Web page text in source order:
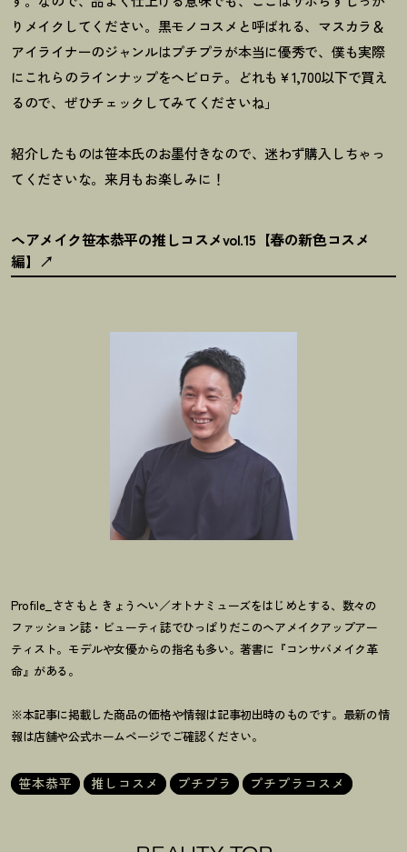
りメイクしてください。黒モノコスメと呼ばれる、マスカラ＆
アイライナーのジャンルはプチプラが本当に優秀で、僕も実際
にこれらのラインナップをヘビロテ。どれも￥1,700以下で買え
るので、ぜひチェックしてみてくださいね」
紹介したものは笹本氏のお墨付きなので、迷わず購入しちゃっ
てくださいな。来月もお楽しみに ！
ヘアメイク笹本恭平の推しコスメvol.15【春の新色コスメ
編】
Profile_ささもと きょうへい／オトナミューズをはじめとする、数々の
ファッション誌・ビューティ誌でひっぱりだこのヘアメイクアップアー
ティスト。モデルや女優からの指名も多い。著書に『コンサバメイク革
命』がある。
※本記事に掲載した商品の価格や情報は記事初出時のものです。最新の情
報は店舗や公式ホームページでご確認ください。
笹本恭平 推しコスメ プチプラ プチプラコスメ